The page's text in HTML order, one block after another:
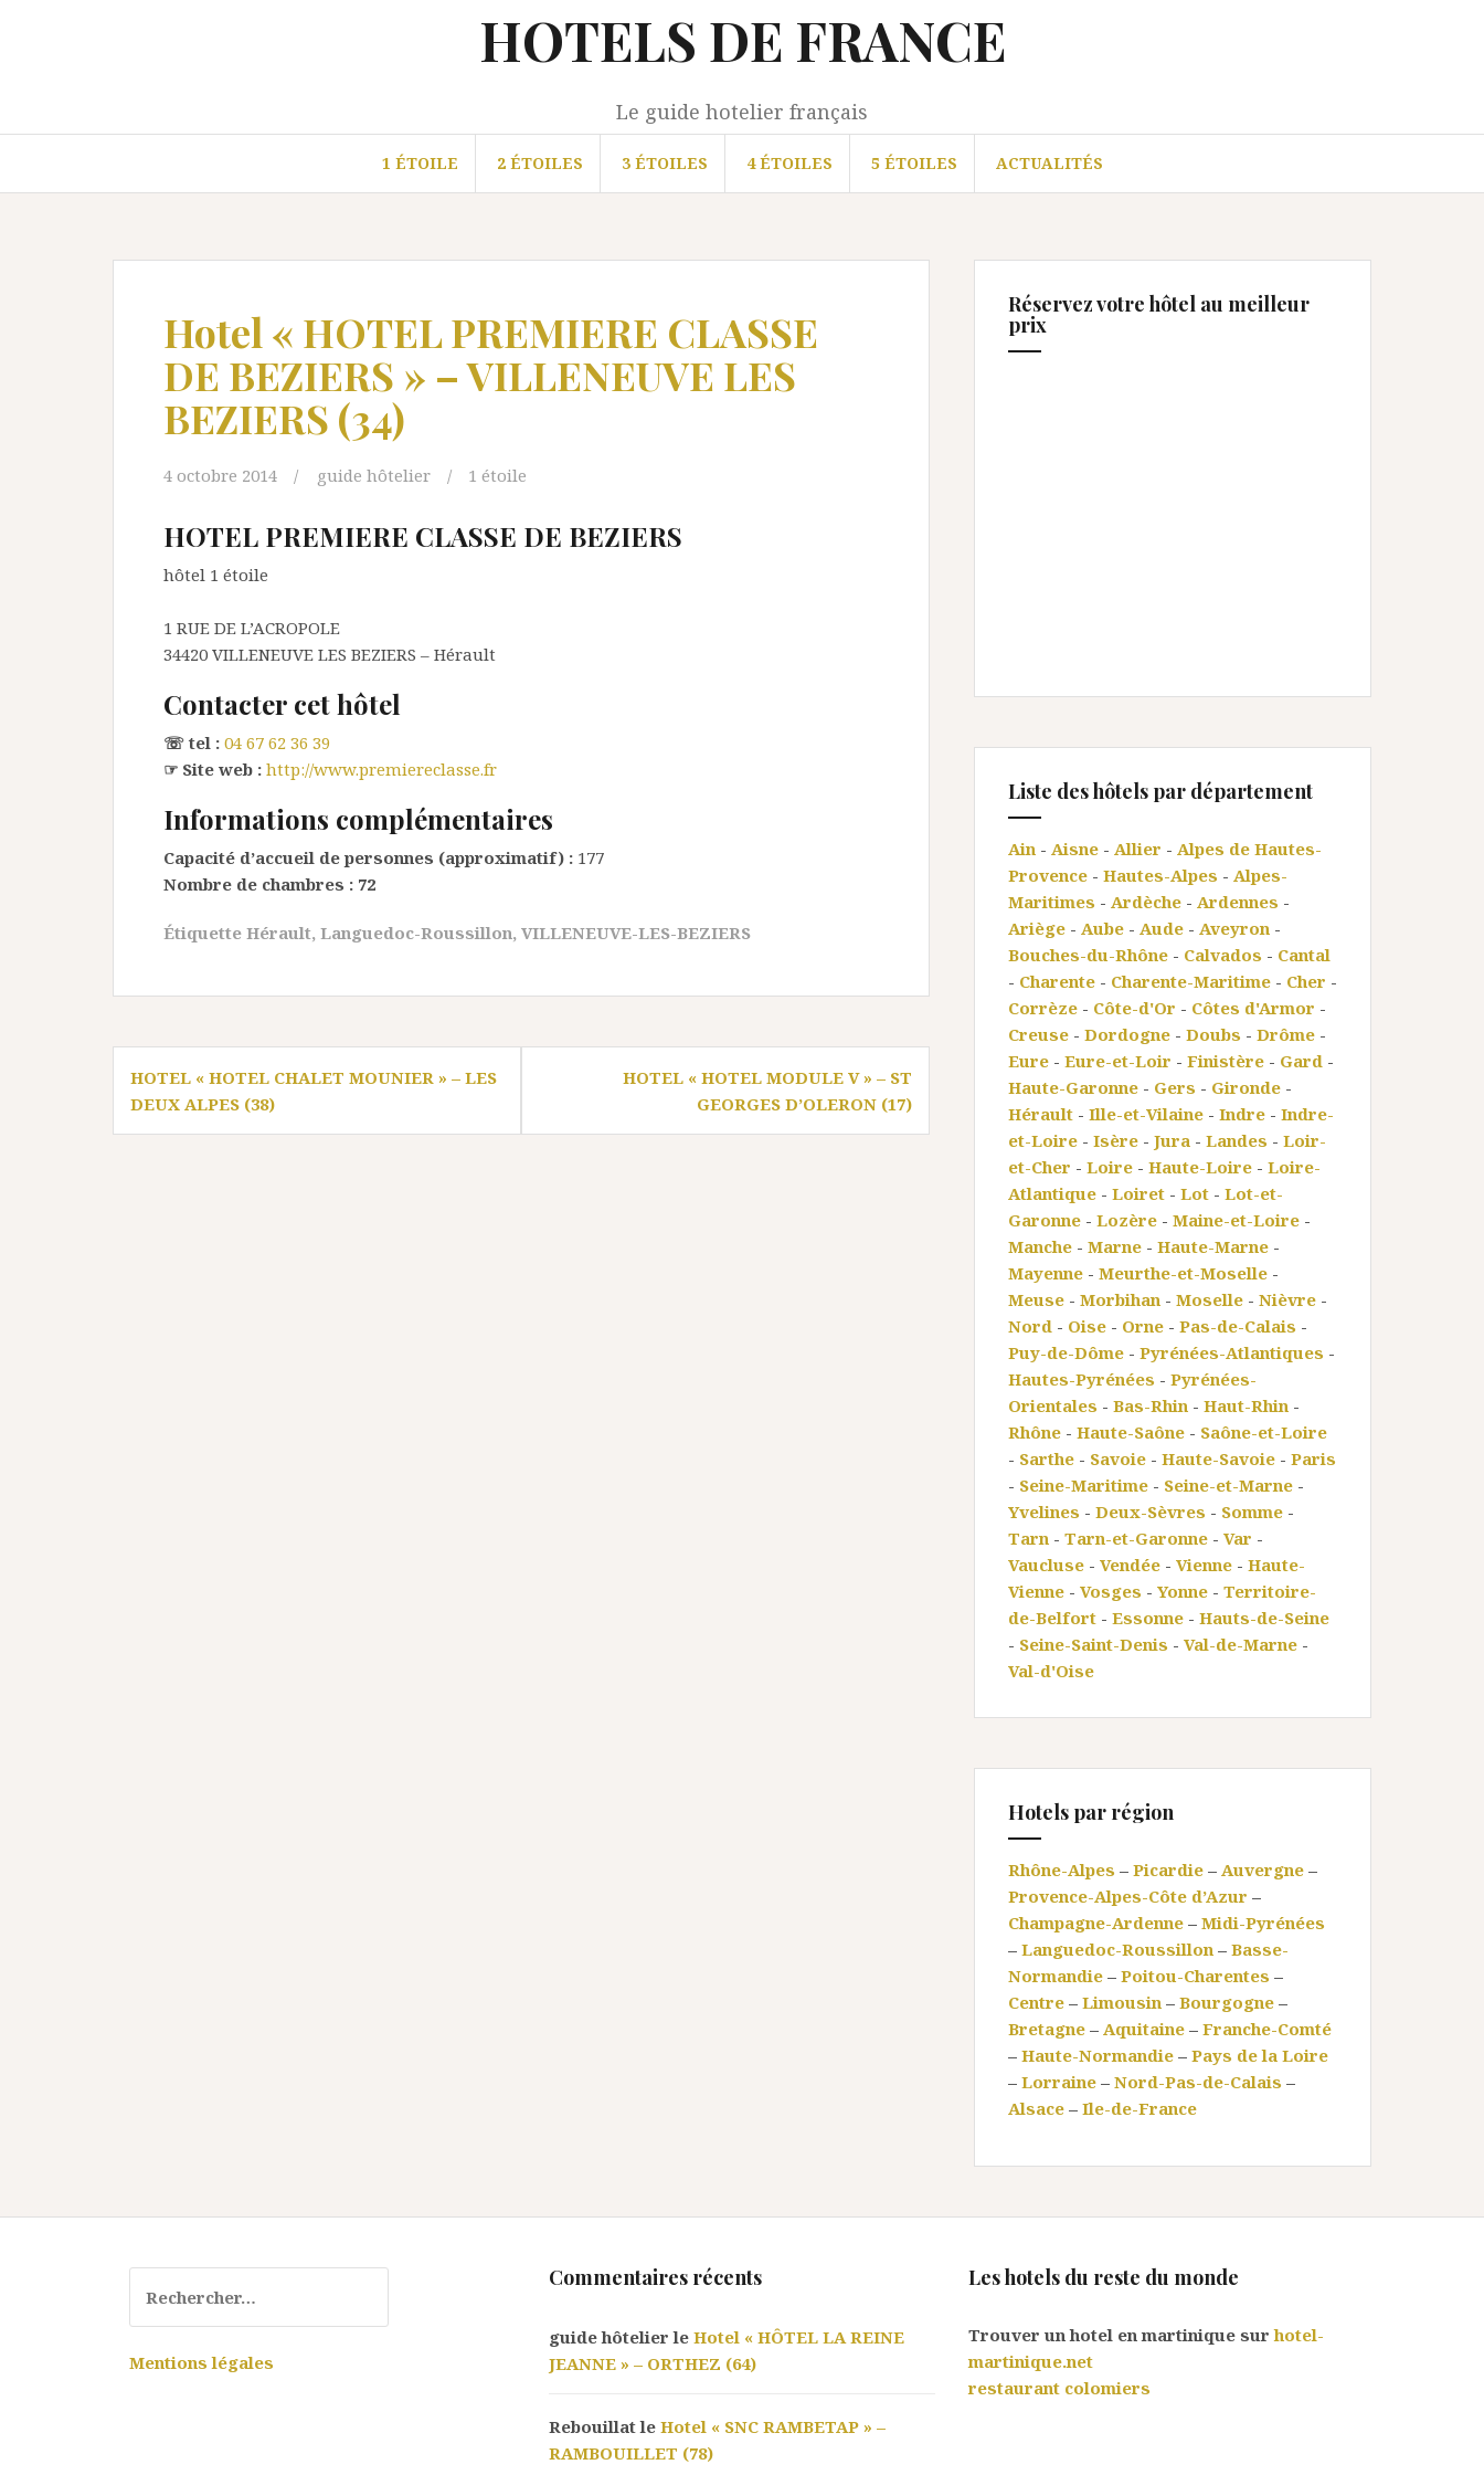
HOTELS DE FRANCE
Le guide hotelier français
1 ÉTOILE 2 ÉTOILES 3 ÉTOILES 4 ÉTOILES 5 ÉTOILES ACTUALITÉS
Hotel « HOTEL PREMIERE CLASSE
DE BEZIERS » – VILLENEUVE LES
BEZIERS (34)
4 octobre 2014 guide hôtelier 1 étoile
HOTEL PREMIERE CLASSE DE BEZIERS
hôtel 1 étoile
1 RUE DE L’ACROPOLE
34420 VILLENEUVE LES BEZIERS – Hérault
Contacter cet hôtel
☏ tel : 04 67 62 36 39
☞ Site web : http://www.premiereclasse.fr
Informations complémentaires
Capacité d’accueil de personnes (approximatif) : 177
Nombre de chambres : 72
Étiquette Hérault, Languedoc-Roussillon, VILLENEUVE-LES-BEZIERS
Navigation
de
l’article
HOTEL « HOTEL CHALET MOUNIER » – LES
DEUX ALPES (38)
HOTEL « HOTEL MODULE V » – ST
GEORGES D’OLERON (17)
Réservez votre hôtel au meilleur
prix
Liste des hôtels par département
Ain - Aisne - Allier - Alpes de Hautes-
Provence - Hautes-Alpes - Alpes-
Maritimes - Ardèche - Ardennes -
Ariège - Aube - Aude - Aveyron -
Bouches-du-Rhône - Calvados - Cantal
- Charente - Charente-Maritime - Cher -
Corrèze - Côte-d'Or - Côtes d'Armor -
Creuse - Dordogne - Doubs - Drôme -
Eure - Eure-et-Loir - Finistère - Gard -
Haute-Garonne - Gers - Gironde -
Hérault - Ille-et-Vilaine - Indre - Indre-
et-Loire - Isère - Jura - Landes - Loir-
et-Cher - Loire - Haute-Loire - Loire-
Atlantique - Loiret - Lot - Lot-et-
Garonne - Lozère - Maine-et-Loire -
Manche - Marne - Haute-Marne -
Mayenne - Meurthe-et-Moselle -
Meuse - Morbihan - Moselle - Nièvre -
Nord - Oise - Orne - Pas-de-Calais -
Puy-de-Dôme - Pyrénées-Atlantiques -
Hautes-Pyrénées - Pyrénées-
Orientales - Bas-Rhin - Haut-Rhin -
Rhône - Haute-Saône - Saône-et-Loire
- Sarthe - Savoie - Haute-Savoie - Paris
- Seine-Maritime - Seine-et-Marne -
Yvelines - Deux-Sèvres - Somme -
Tarn - Tarn-et-Garonne - Var -
Vaucluse - Vendée - Vienne - Haute-
Vienne - Vosges - Yonne - Territoire-
de-Belfort - Essonne - Hauts-de-Seine
- Seine-Saint-Denis - Val-de-Marne -
Val-d'Oise
Hotels par région
Rhône-Alpes – Picardie – Auvergne –
Provence-Alpes-Côte d’Azur –
Champagne-Ardenne – Midi-Pyrénées
– Languedoc-Roussillon – Basse-
Normandie – Poitou-Charentes –
Centre – Limousin – Bourgogne –
Bretagne – Aquitaine – Franche-Comté
– Haute-Normandie – Pays de la Loire
– Lorraine – Nord-Pas-de-Calais –
Alsace – Ile-de-France
Mentions légales
Commentaires récents
guide hôtelier le Hotel « HÔTEL LA REINE
JEANNE » – ORTHEZ (64)
Rebouillat le Hotel « SNC RAMBETAP » –
RAMBOUILLET (78)
Les hotels du reste du monde
Trouver un hotel en martinique surhotel-
martinique.net
restaurant colomiers